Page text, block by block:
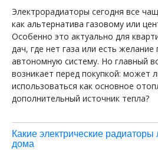
Электрорадиаторы сегодня все
как альтернатива газовому или
Особенно это актуально для
дач, где нет газа или есть желание
автономную систему. Но главный
возникает перед покупкой: может
использоваться как основное
дополнительный источник тепла?
Какие электрические
дома